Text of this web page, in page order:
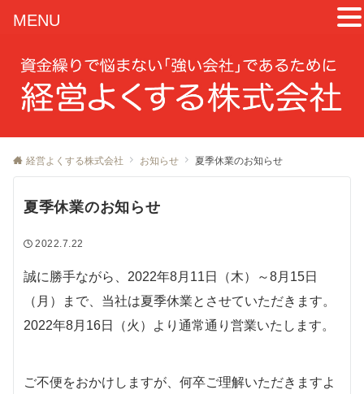
経営よくする株式会社 お知らせ 夏季休業のお知らせ
夏季休業のお知らせ
2022.7.22
誠に勝手ながら、2022年8月11日（木）～8月15日
（月）まで、当社は夏季休業とさせていただきます。
2022年8月16日（火）より通常通り営業いたします。
ご不便をおかけしますが、何卒ご理解いただきますよ
MENU